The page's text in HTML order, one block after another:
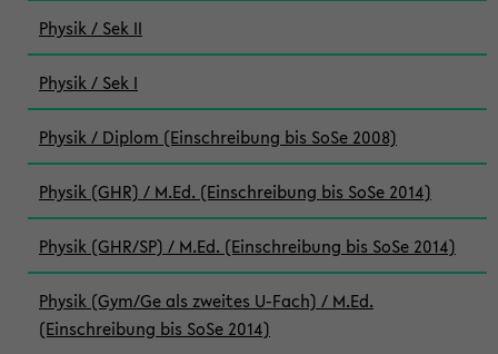
Physik / Sek II
Physik / Sek I
Physik / Diplom (Einschreibung bis SoSe 2008)
Physik (GHR) / M.Ed. (Einschreibung bis SoSe 2014)
Physik (GHR/SP) / M.Ed. (Einschreibung bis SoSe 2014)
Physik (Gym/Ge als zweites U-Fach) / M.Ed.
(Einschreibung bis SoSe 2014)